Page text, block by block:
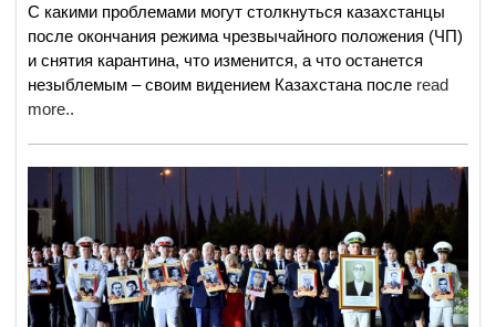
С какими проблемами могут столкнуться казахстанцы
после окончания режима чрезвычайного положения (ЧП)
и снятия карантина, что изменится, а что останется
незыблемым – своим видением Казахстана после read
more..